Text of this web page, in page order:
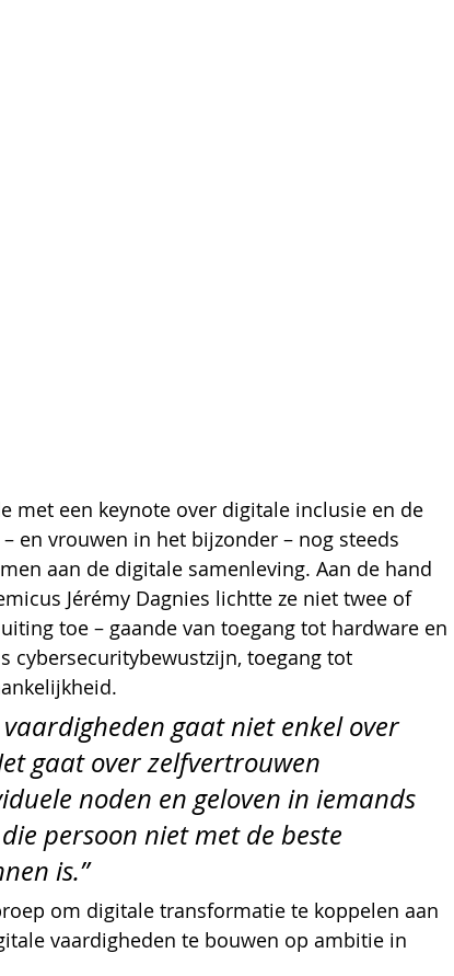
met een keynote over digitale inclusie en de
en vrouwen in het bijzonder – nog steeds
aan de digitale samenleving. Aan de hand
Jérémy Dagnies lichtte ze niet twee of
toe – gaande van toegang tot hardware en
cybersecuritybewustzijn, toegang tot
gaat niet enkel over
gaat over zelfvertrouwen
noden en geloven in iemands
persoon niet met de beste
is.”
om digitale transformatie te koppelen aan
vaardigheden te bouwen op ambitie in